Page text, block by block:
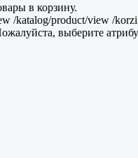
в корзину.
/katalog/product/view /
выберите